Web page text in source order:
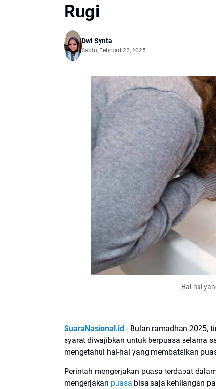
Rugi
Dwi Synta
Sabtu, Februari 22, 2025
Hal-hal
SuaraNasional.id - Bulan ramadhan 2025,
syarat diwajibkan untuk berpuasa selama
mengetahui hal-hal yang membatalkan
Perintah mengerjakan puasa terdapat
mengerjakan puasa bisa saja kehilangan